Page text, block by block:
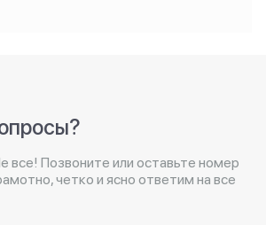
все! Позвоните или оставьте номер
четко и ясно ответим на все